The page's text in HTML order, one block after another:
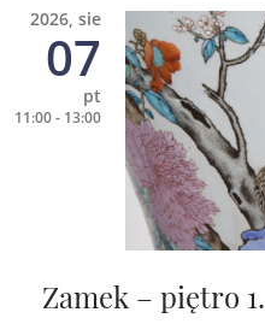
2026, sie
07
pt
11:00 - 13:00
Zamek – piętro 1.